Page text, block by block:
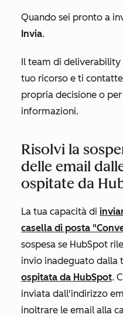
Quando sei pronto a
Invia.
Il team di deliverability
tuo ricorso e ti
propria decisione o
informazioni.
Risolvi la
delle email
ospitate da
La tua capacità di
casella di posta
sospesa se HubSpot
invio inadeguato dalla
ospitata da HubSpot.
inviata dall'indirizzo
inoltrare le email alla